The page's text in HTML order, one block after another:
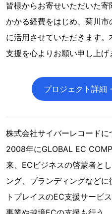
皆様からお寄せいただいた
かかる経費をはじめ、菊川
に活用させていただきます
支援を心よりお願い申し上げ
プロジェクト詳細
株式会社サイバーレコードに
2008年にGLOBAL EC
来、ECビジネスの啓蒙者と
ング、ブランディングなど
トプレイスのEC支援サービ